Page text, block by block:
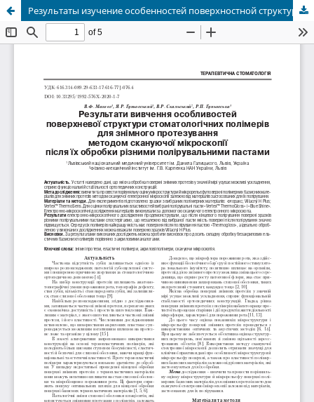
Результаты изучение особенностей поверхностной структуры стоматологических полимеров для съемного протезирования методом сканирующей микроскопии после их обработки разными полировочными пастами